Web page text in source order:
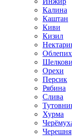
Калина
Каштан
Киви
Кизил
Орехи
Персик
Рябина
Слива
Хурма
Черешня